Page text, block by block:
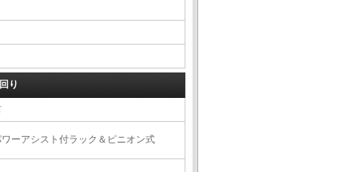
り
ーアシスト付ラック＆ピニオン式